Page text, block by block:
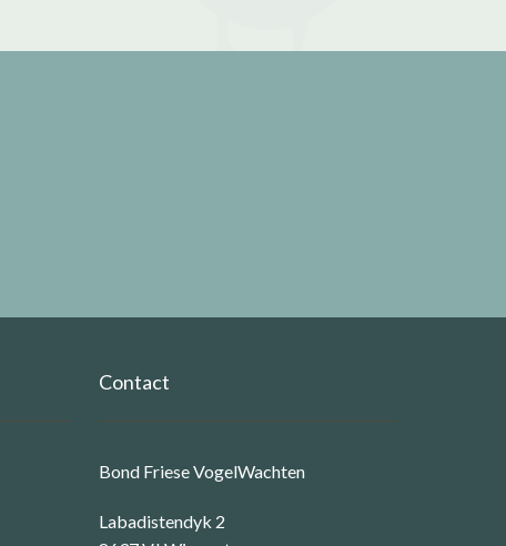
Contact
Bond Friese VogelWachten
Labadistendyk 2